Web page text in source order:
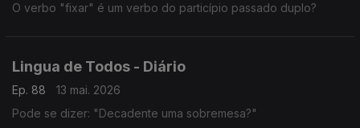
O verbo "fixar" é um verbo do particípio passado duplo?
Lingua de Todos - Diário
Ep. 88
13 mai. 2026
Pode se dizer: "Decadente uma sobremesa?"